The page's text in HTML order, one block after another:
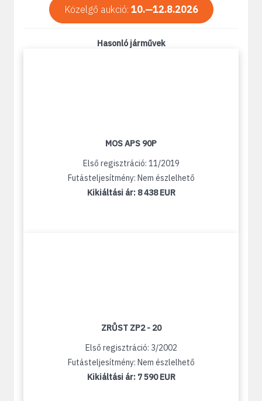
Közelgő aukció: 10.—12.8.2026
Hasonló járművek
MOS APS 90P
Első regisztráció: 11/2019
Futásteljesítmény: Nem észlelhető
Kikiáltási ár: 8 438 EUR
ZRŮST ZP2 - 20
Első regisztráció: 3/2002
Futásteljesítmény: Nem észlelhető
Kikiáltási ár: 7 590 EUR